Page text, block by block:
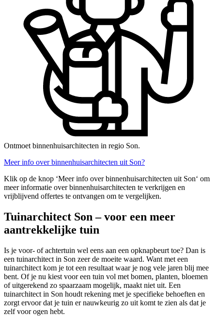
Ontmoet binnenhuisarchitecten in regio Son.
Meer info over binnenhuisarchitecten uit Son?
Klik op de knop ‘Meer info over binnenhuisarchitecten uit Son‘ om
meer informatie over binnenhuisarchitecten te verkrijgen en
vrijblijvend offertes te ontvangen om te vergelijken.
Tuinarchitect Son – voor een meer
aantrekkelijke tuin
Is je voor- of achtertuin wel eens aan een opknapbeurt toe? Dan is
een tuinarchitect in Son zeer de moeite waard. Want met een
tuinarchitect kom je tot een resultaat waar je nog vele jaren blij mee
bent. Of je nu kiest voor een tuin vol met bomen, planten, bloemen
of uitgerekend zo spaarzaam mogelijk, maakt niet uit. Een
tuinarchitect in Son houdt rekening met je specifieke behoeften en
zorgt ervoor dat je tuin er nauwkeurig zo uit komt te zien als dat je
zelf voor ogen hebt.